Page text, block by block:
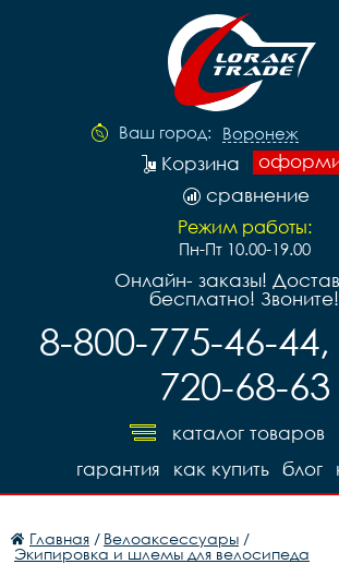
Ваш город: Воронеж
Корзина
сравнение
Режим работы:
Пн-Пт 10.00-19.00
Онлайн- заказы!
бесплатно! Звоните!
8-800-775-46-
720-68-63
каталог товаров
блог
как купить
гарантия
Главная / Велоаксессуары /
Экипировка и шлемы для велосипеда